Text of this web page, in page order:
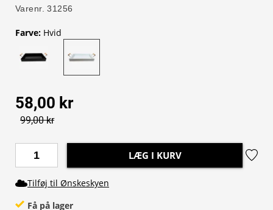
Varenr. 31256
Farve: Hvid
58,00 kr
99,00 kr
LÆG I KURV
Tilføj til Ønskeskyen
Få på lager